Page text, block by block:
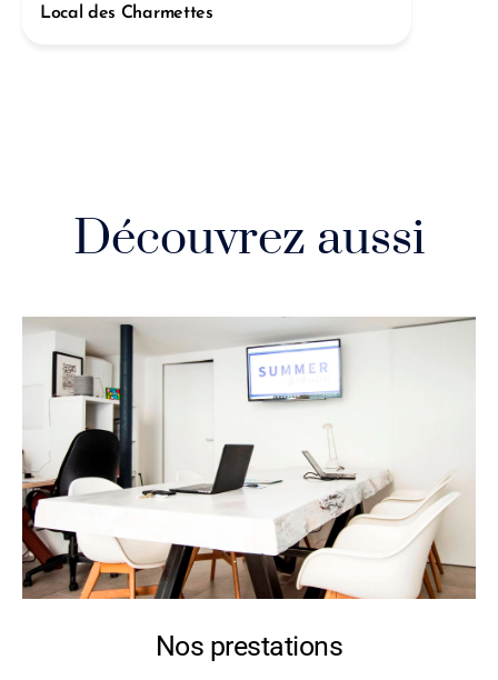
Local des Charmettes
Découvrez aussi
Nos prestations